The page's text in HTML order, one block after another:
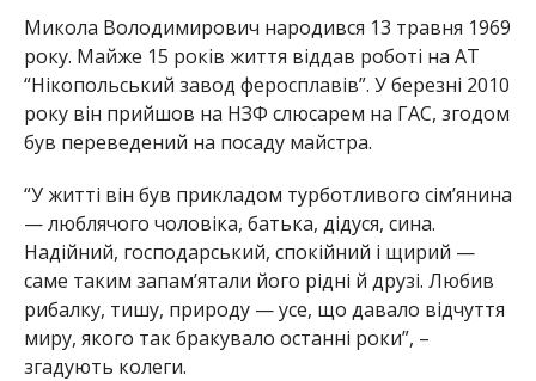
Микола Володимирович народився 13 травня 1969
року. Майже 15 років життя віддав роботі на АТ
“Нікопольський завод феросплавів”. У березні 2010
року він прийшов на НЗФ слюсарем на ГАС, згодом
був переведений на посаду майстра.
“У житті він був прикладом турботливого сім’янина
— люблячого чоловіка, батька, дідуся, сина.
Надійний, господарський, спокійний і щирий —
саме таким запам’ятали його рідні й друзі. Любив
рибалку, тишу, природу — усе, що давало відчуття
миру, якого так бракувало останні роки”, –
згадують колеги.